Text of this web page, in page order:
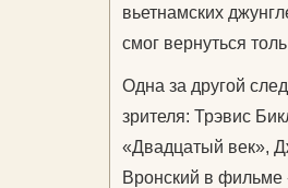
вьетнамских
смог вернуться
Одна за другой
зрителя: Трэвис
«Двадцатый век»,
Вронский в фильме